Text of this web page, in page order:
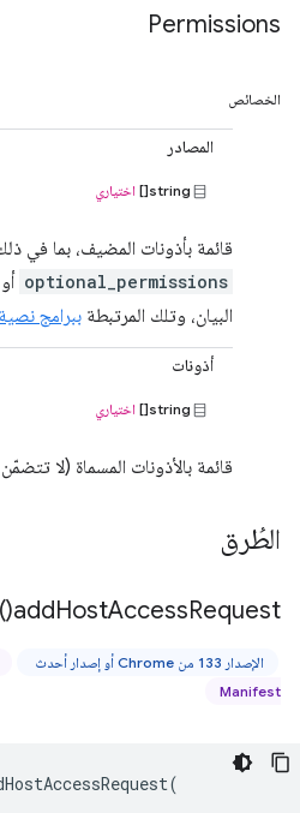
Permissions
الخصائص
المصادر
string[] اختياري
قائمة بأذونات المضيف، بما في
optional_permissions أو
البيان، وتلك المرتبطة ببرامج
أذونات
string[] اختياري
قائمة بالأذونات المسماة (لا
الطُرق
addHostAccessRequest(
)
الإصدار 133 من Chrome أو إصدار أحدث
Manifest
(